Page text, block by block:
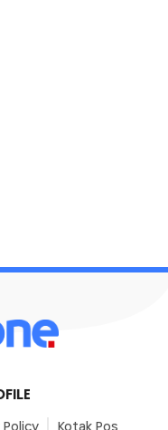
Policy Kotak Pos